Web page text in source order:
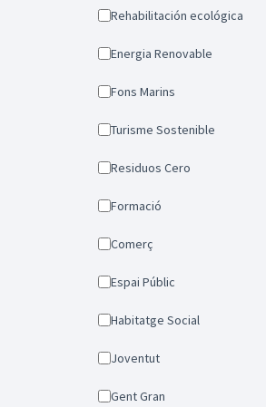
Rehabilitación ecológica
Energia Renovable
Fons Marins
Turisme Sostenible
Residuos Cero
Formació
Comerç
Espai Públic
Habitatge Social
Joventut
Gent Gran